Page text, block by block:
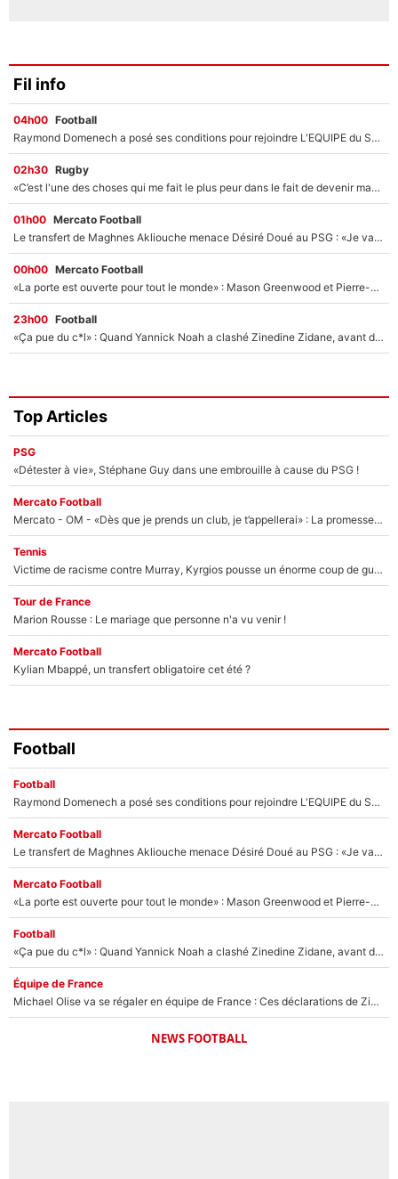
Fil info
04h00 Football
Raymond Domenech a posé ses conditions pour rejoindre L'EQUIPE du Soir : Il refuse de faire l'émission avec un autre chroniqueur !
02h30 Rugby
«C’est l'une des choses qui me fait le plus peur dans le fait de devenir maman» : En couple avec Antoine Dupont, Iris Mittenaere s'inquiète déjà pour ses futurs enfants !
01h00 Mercato Football
Le transfert de Maghnes Akliouche menace Désiré Doué au PSG : «Je valide à 200%»
00h00 Mercato Football
«La porte est ouverte pour tout le monde» : Mason Greenwood et Pierre-Emerick Aubameyang ont quitté l'OM, Amine Gouiri balance sur la suite du mercato et sur la réaction du vestiaire !
23h00 Football
«Ça pue du c*l» : Quand Yannick Noah a clashé Zinedine Zidane, avant de se faire recadrer par le nouveau sélectionneur de l'équipe de France !
Top Articles
PSG
«Détester à vie», Stéphane Guy dans une embrouille à cause du PSG !
Mercato Football
Mercato - OM - «Dès que je prends un club, je t’appellerai» : La promesse de Marcelino au moment de claquer la porte
Tennis
Victime de racisme contre Murray, Kyrgios pousse un énorme coup de gueule !
Tour de France
Marion Rousse : Le mariage que personne n'a vu venir !
Mercato Football
Kylian Mbappé, un transfert obligatoire cet été ?
Football
Football
Raymond Domenech a posé ses conditions pour rejoindre L'EQUIPE du Soir : Il refuse de faire l'émission avec un autre chroniqueur !
Mercato Football
Le transfert de Maghnes Akliouche menace Désiré Doué au PSG : «Je valide à 200%»
Mercato Football
«La porte est ouverte pour tout le monde» : Mason Greenwood et Pierre-Emerick Aubameyang ont quitté l'OM, Amine Gouiri balance sur la suite du mercato et sur la réaction du vestiaire !
Football
«Ça pue du c*l» : Quand Yannick Noah a clashé Zinedine Zidane, avant de se faire recadrer par le nouveau sélectionneur de l'équipe de France !
Équipe de France
Michael Olise va se régaler en équipe de France : Ces déclarations de Zinedine Zidane qui prouvent qu'il va tout miser sur la star du Bayern Munich !
NEWS FOOTBALL